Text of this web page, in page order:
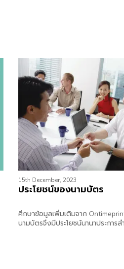
15th December, 2023
ประโยชน์ของนามบัตร
ศึกษาข้อมูลเพิ่มเติมจาก
นามบัตรจึงมีประโยชน์นานาประการส